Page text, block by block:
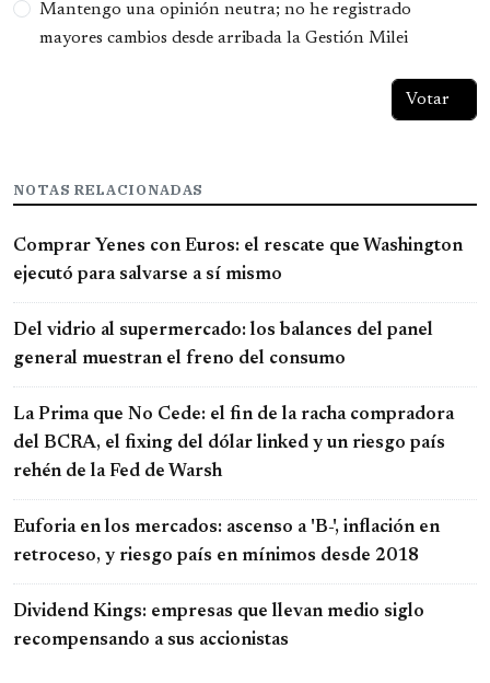
Mantengo una opinión neutra; no he registrado
mayores cambios desde arribada la Gestión Milei
NOTAS RELACIONADAS
Comprar Yenes con Euros: el rescate que Washington
ejecutó para salvarse a sí mismo
Del vidrio al supermercado: los balances del panel
general muestran el freno del consumo
La Prima que No Cede: el fin de la racha compradora
del BCRA, el fixing del dólar linked y un riesgo país
rehén de la Fed de Warsh
Euforia en los mercados: ascenso a 'B-', inflación en
retroceso, y riesgo país en mínimos desde 2018
Dividend Kings: empresas que llevan medio siglo
recompensando a sus accionistas